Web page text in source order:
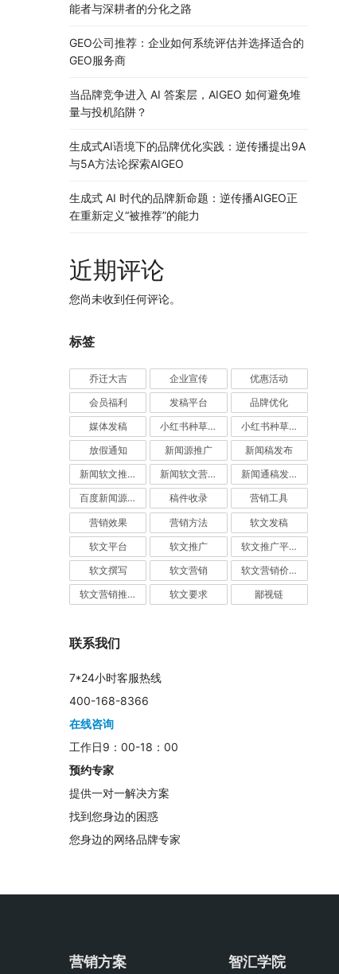
能者与深耕者的分化之路
GEO公司推荐：企业如何系统评估并选择适合的
GEO服务商
当品牌竞争进入 AI 答案层，AIGEO 如何避免堆
量与投机陷阱？
生成式AI语境下的品牌优化实践：逆传播提出9A
与5A方法论探索AIGEO
生成式 AI 时代的品牌新命题：逆传播AIGEO正
在重新定义“被推荐”的能力
近期评论
您尚未收到任何评论。
标签
乔迁大吉 企业宣传 优惠活动
会员福利 发稿平台 品牌优化
媒体发稿 小红书种草推广 小红书种草营销
放假通知 新闻源推广 新闻稿发布
新闻软文推广发稿 新闻软文营销推广 新闻通稿发布推广
百度新闻源发布 稿件收录 营销工具
营销效果 营销方法 软文发稿
软文平台 软文推广 软文推广平台
软文撰写 软文营销 软文营销价值
软文营销推广 软文要求 鄙视链
联系我们
7*24小时客服热线
400-168-8366
在线咨询
工作日9：00-18：00
预约专家
提供一对一解决方案
找到您身边的困惑
您身边的网络品牌专家
营销方案 智汇学院